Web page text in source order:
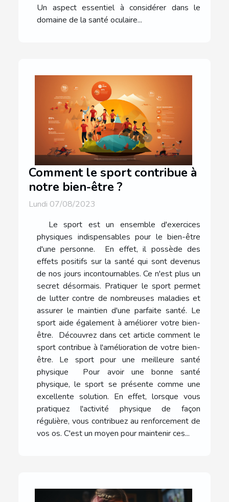
Un aspect essentiel à considérer dans le
domaine de la santé oculaire...
Comment le sport contribue à
notre bien-être ?
Lundi 07/08/2023
Le sport est un ensemble d'exercices
physiques indispensables pour le bien-être
d'une personne. En effet, il possède des
effets positifs sur la santé qui sont devenus
de nos jours incontournables. Ce n'est plus un
secret désormais. Pratiquer le sport permet
de lutter contre de nombreuses maladies et
assurer le maintien d'une parfaite santé. Le
sport aide également à améliorer votre bien-
être. Découvrez dans cet article comment le
sport contribue à l'amélioration de votre bien-
être. Le sport pour une meilleure santé
physique Pour avoir une bonne santé
physique, le sport se présente comme une
excellente solution. En effet, lorsque vous
pratiquez l'activité physique de façon
régulière, vous contribuez au renforcement de
vos os. C'est un moyen pour maintenir ces...